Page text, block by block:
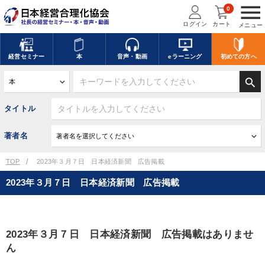
menu
メニュー
ログイン カート
0
経営セミナー 本 音声・動画 eラーニング 初めての方へ
search
タイトル
著者名
TOP 2023年３月７日 日本経済新聞 広告掲載
2023年３月７日 日本経済新聞 広告掲載
2023年３月７日 日本経済新聞 広告掲載はありませ
ん